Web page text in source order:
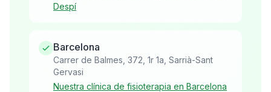
Despí
Barcelona
Carrer de Balmes, 372, 1r 1a, Sarrià-Sant
Gervasi
Nuestra clínica de fisioterapia en Barcelona